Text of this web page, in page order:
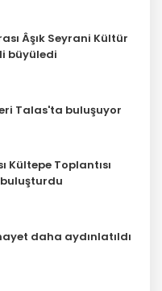
Âşık Seyrani Kültür
büyüledi
Talas'ta buluşuyor
Kültepe Toplantısı
buluşturdu
daha aydınlatıldı